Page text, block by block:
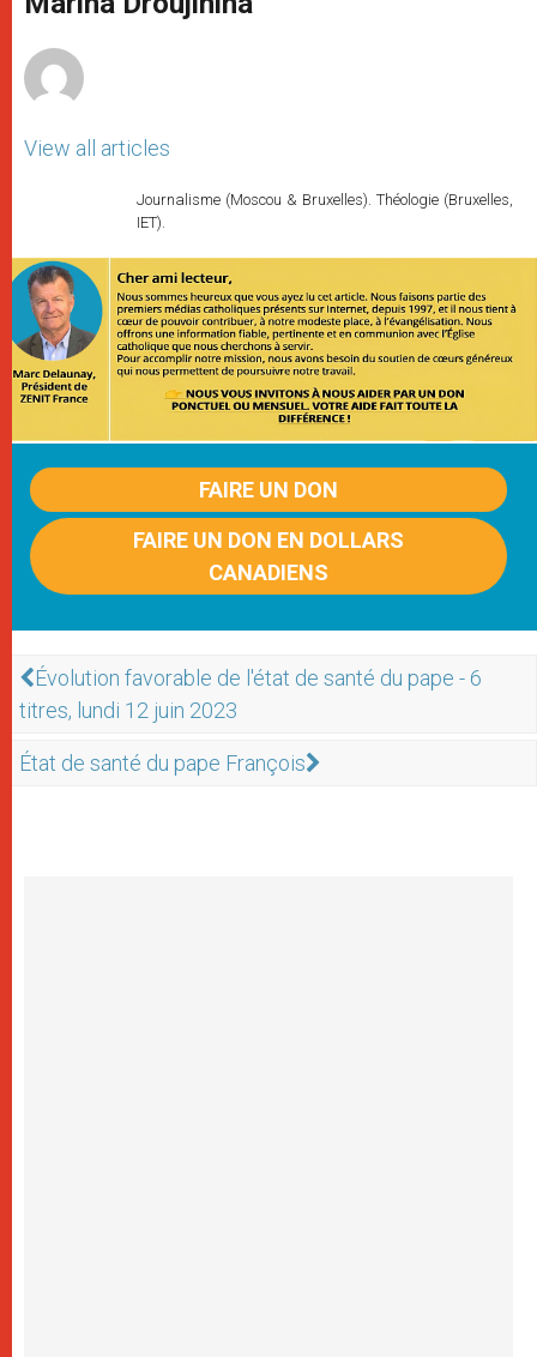
p e k
View all articles
Journalisme (Moscou & Bruxelles). Théologie (Bruxelles,
IET).
FAIRE UN DON
FAIRE UN DON EN DOLLARS
CANADIENS
Évolution favorable de l'état de santé du pape - 6
titres, lundi 12 juin 2023
État de santé du pape François